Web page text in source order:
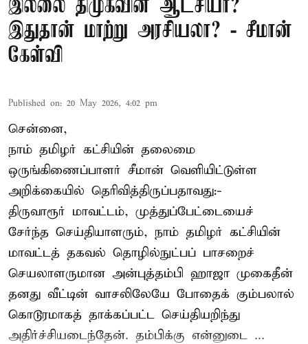
இல்லை திமுகவின் ஆட்சியா?
இதுதான் மாற்று அரசியலா? - சீமான்
கேள்வி
Published on: 20 May 2026, 4:02 pm
சென்னை,
நாம் தமிழர் கட்சியின் தலைமை
ஒருங்கிணைப்பாளர் சீமான் வெளியிட்டுள்ள
அறிக்கையில் தெரிவித்திருப்பதாவது:-
திருவாரூர் மாவட்டம், முத்துப்பேட்டையைச்
சேர்ந்த செய்தியாளரும், நாம் தமிழர் கட்சியின்
மாவட்டத் தகவல் தொழில்நுட்பப் பாசறைச்
செயலாளருமான அன்புத்தம்பி ஹாஜா முகைதீன்
தனது வீட்டின் வாசலிலேயே போதைக் கும்பலால்
கொடூரமாகத் தாக்கப்பட்ட செய்தியறிந்து
அதிர்ச்சியடைந்தேன். தம்பிக்கு என்னுடை ...